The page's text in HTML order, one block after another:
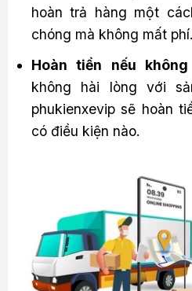
hoàn trả hàng một
chóng mà không mất phí.
Hoàn tiền nếu
không hài lòng với
phukienxevip sẽ hoàn
có điều kiện nào.